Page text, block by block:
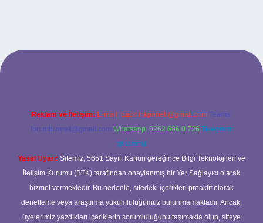
Reklam ve İletişim: E-mail: backlinkpaneli@gmail.com Teams:
forumhizmeti@gmail.com Whatsapp: 0262 606 0 726 Telegram:
@karabul
Yasal Uyarı: Sitemiz, 5651 Sayılı Kanun gereğince Bilgi Teknolojileri ve
İletişim Kurumu (BTK) tarafından onaylanmış bir Yer Sağlayıcı olarak
hizmet vermektedir. Bu nedenle, sitedeki içerikleri proaktif olarak
denetleme veya araştırma yükümlülüğümüz bulunmamaktadır. Ancak,
üyelerimiz yazdıkları içeriklerin sorumluluğunu taşımakta olup, siteye